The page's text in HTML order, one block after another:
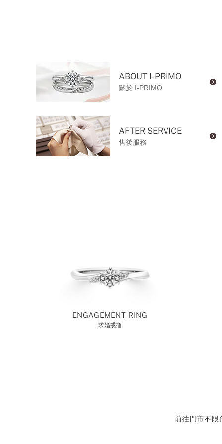
ABOUT I-PRIMO
關於 I-PRIMO
AFTER SERVICE
售後服務
ENGAGEMENT RING
求婚戒指
前往門市不限